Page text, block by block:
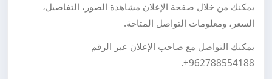
يمكنك من خلال صفحة الإعلان مشاهدة الصور، التفاصيل،
السعر، ومعلومات التواصل المتاحة.
يمكنك التواصل مع صاحب الإعلان عبر الرقم
+962788554188
.